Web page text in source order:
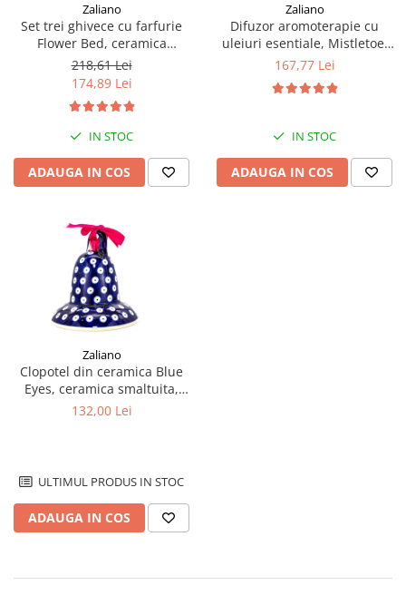
Zaliano
Set trei ghivece cu farfurie
Flower Bed, ceramica
smaltuita, pictate manual
218,61 Lei
174,89 Lei
IN STOC
ADAUGA IN COS
Zaliano
Difuzor aromoterapie cu
uleiuri esentiale, Mistletoe,
ceramica smaltuita, pictata
167,77 Lei
IN STOC
ADAUGA IN COS
Zaliano
Clopotel din ceramica Blue
Eyes, ceramica smaltuita,
pictata manual, 11,4 cm
132,00 Lei
ULTIMUL PRODUS IN STOC
ADAUGA IN COS